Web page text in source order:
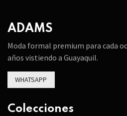
ADAMS
Moda formal premium para cada
años vistiendo a Guayaquil.
WHATSAPP
Colecciones